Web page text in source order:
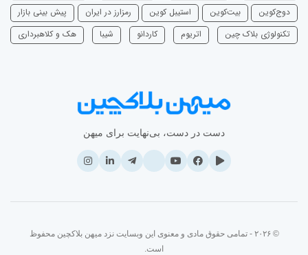
دوج‌کوین
بیت‌کوین استیبل کوین رمزارز در ایران
پیش بینی بازار
تکنولوژی بلاک چین
اتریوم ‌کاردانو شیبا هک و کلاهبرداری
دست در دست، بی‌نهایت برای میهن
© ۲۰۲۶ - تمامی حقوق مادی و معنوی این وبسایت نزد میهن بلاکچین محفوظ
است.